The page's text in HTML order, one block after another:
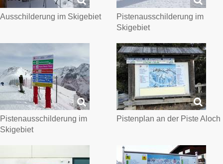
Ausschilderung im Skigebiet
Pistenausschilderung im
Skigebiet
Pistenausschilderung im
Skigebiet
Pistenplan an der Piste Aloch